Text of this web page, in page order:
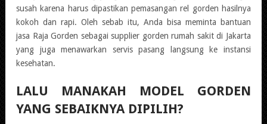
susah karena harus dipastikan pemasangan rel gorden hasilnya
kokoh dan rapi. Oleh sebab itu, Anda bisa meminta bantuan
jasa Raja Gorden sebagai supplier gorden rumah sakit di Jakarta
yang juga menawarkan servis pasang langsung ke instansi
kesehatan.
LALU MANAKAH MODEL GORDEN
YANG SEBAIKNYA DIPILIH?